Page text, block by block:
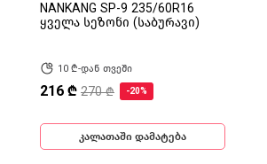
NANKANG SP-9 235/60R16
ყველა სეზონი (საბურავი)
10 ₾-დან თვეში
216 ₾ 270 ₾ -20%
კალათაში დამატება